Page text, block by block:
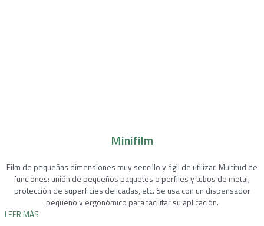
Minifilm
Film de pequeñas dimensiones muy sencillo y ágil de utilizar. Multitud de
funciones: unión de pequeños paquetes o perfiles y tubos de metal;
protección de superficies delicadas, etc. Se usa con un dispensador
pequeño y ergonómico para facilitar su aplicación.
LEER MÁS